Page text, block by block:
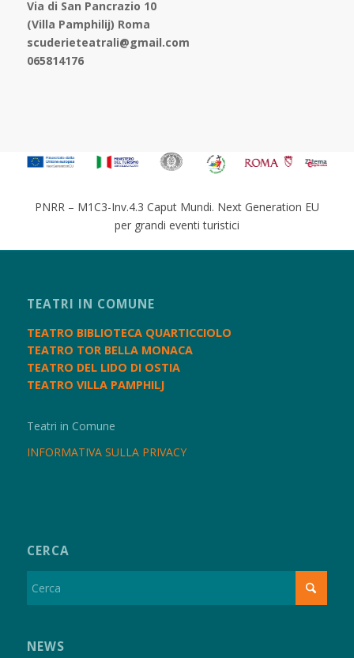
Via di San Pancrazio 10
(Villa Pamphilij) Roma
scuderieteatrali@gmail.com
065814176
PNRR – M1C3-Inv.4.3 Caput Mundi. Next Generation EU
per grandi eventi turistici
TEATRI IN COMUNE
TEATRO BIBLIOTECA QUARTICCIOLO
TEATRO TOR BELLA MONACA
TEATRO DEL LIDO DI OSTIA
TEATRO VILLA PAMPHILJ
Teatri in Comune
INFORMATIVA SULLA PRIVACY
CERCA
NEWS